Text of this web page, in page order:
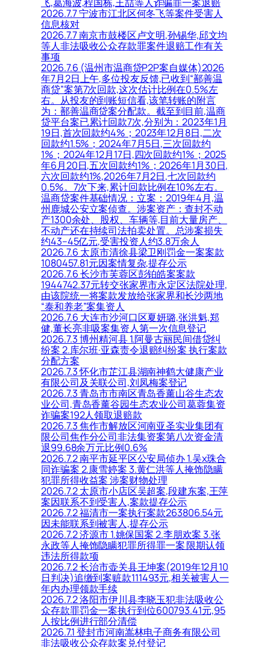
2026.7.7 宁波市江北区何冬飞等案件受害人
信息核对
2026.7.7 南京市鼓楼区卢文明,孙锡华,邱文均
等人非法吸收公众存款罪案件退赔工作有关
事项
2026.7.6 (温州市温商贷P2P案自媒体)2026
年7月2日上午,多位投友反馈,已收到“鄯善温
商贷”案第7次回款,这次估计比例在0.5%左
右。从投友的到账短信看,该笔转账的附言
为：鄯善温商贷案分配款。截至到目前,温商
贷平台案已累计回款7次,分别为：2023年1月
19日,首次回款约4%；2023年12月8日,二次
回款约1.5%；2024年7月5日,三次回款约
1%；2024年12月17日,四次回款约1%；2025
年6月20日,五次回款约1%；2026年1月30日,
六次回款约1%,2026年7月2日,七次回款约
0.5%。7次下来,累计回款比例在10%左右。
温商贷案件基础情况：立案：2019年4月,温
州鹿城公安立案侦查。涉案资产：查封不动
产1300余处、股权、车辆等,目前大量房产、
不动产还在持续司法拍卖处置。总涉案损失
约43–45亿元,受害投资人约3.8万余人
2026.7.6 太原市清徐县梁卫刚罚金一案案款
1080457.81元因案情复杂,提存公示
2026.7.6 长沙市芙蓉区彭铂皓案案款
1944742.37元转交张家界市永定区法院处理,
由该院统一将案款发放给张家界和长沙两地
“泰和养老”案集资人
2026.7.6 大连市沙河口区夏妍璐,张洪魁,郑
健,董长亮非吸案集资人第一次信息登记
2026.7.3 博州精河县 1.阿曼古丽民间借贷纠
纷案 2.库尔班·亚森责令退赔纠纷案 执行案款
分配方案
2026.7.3 怀化市芷江县湖南神鹤大健康产业
有限公司及关联公司,刘凤梅案登记
2026.7.3 青岛市市南区青岛香薰山谷生态农
业公司,青岛香薰谷园生态农业公司葛蓉集资
诈骗案192人领取退赔款
2026.7.3 焦作市解放区河南亚圣实业集团有
限公司焦作分公司非法集资案第八次资金清
退99.68余万元比例0.6%
2026.7.2 南平市延平区公安局侦办 1.吴x珠合
同诈骗案 2.康雪婷案 3.黄仁洪等人掩饰隐瞒
犯罪所得收益案 涉案财物处理
2026.7.2 太原市小店区吴超案,段建东案,王萍
案因联系不到受害人,案款提存公示
2026.7.2 福清市一案执行案款263806.54元
因未能联系到被害人,提存公示
2026.7.2 济源市 1.姚保国案 2.李朋欢案 3.张
永政等人掩饰隐瞒犯罪所得罪一案 限期认领
违法所得款项
2026.7.2 长治市壶关县王坤案(2019年12月10
日判决)追缴到案赃款111493元,相关被害人一
年内办理领款手续
2026.7.2 洛阳市伊川县李晓玉犯非法吸收公
众存款罪罚金一案执行到位600793.41元,95
人按比例进行部分清偿
2026.7.1 登封市河南嵩林电子商务有限公司
非法吸收公众存款案兑付登记